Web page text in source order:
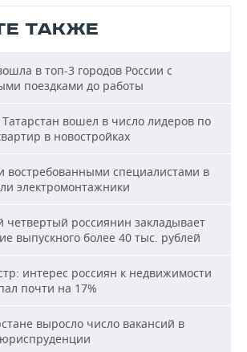
ТАКЖЕ
в топ-3 городов России с
поездками до работы
вошел в число лидеров по
в новостройках
востребованными специалистами в
электромонтажники
четвертый россиянин закладывает
выпускного более 40 тыс. рублей
интерес россиян к недвижимости
почти на 17%
выросло число вакансий в